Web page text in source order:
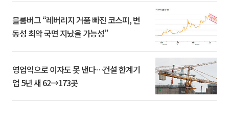
블룸버그 “레버리지 거품 빠진 코스피, 변
동성 최악 국면 지났을 가능성”
영업익으로 이자도 못 낸다…건설 한계기
업 5년 새 62→173곳